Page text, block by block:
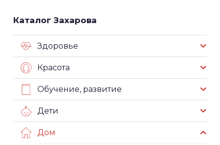
Каталог Захарова
Здоровье
Красота
Обучение, развитие
Дети
Дом